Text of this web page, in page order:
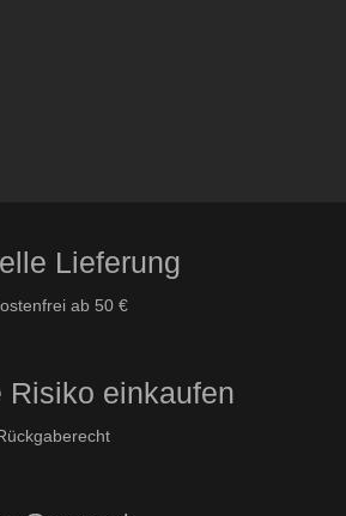
Lieferung
ab 50 €
Risiko einkaufen